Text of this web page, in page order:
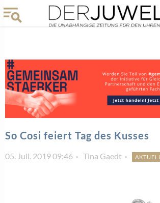
So Cosi feiert Tag des Kusses
05. Juli. 2019 09:46 Tina Gaedt AKTUELL